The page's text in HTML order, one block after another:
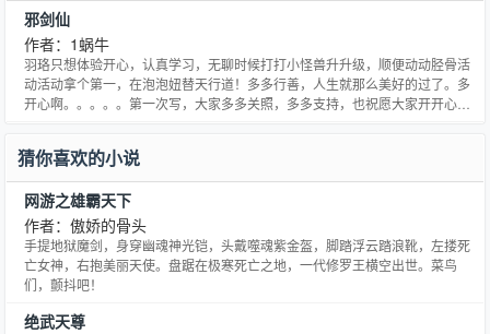
邪剑仙
作者：1蜗牛
羽珞只想体验开心，认真学习，无聊时候打打小怪兽升升级，顺便动动胫骨活
动活动拿个第一，在泡泡妞替天行道！多多行善，人生就那么美好的过了。多
开心啊。。。。。第一次写，大家多多关照，多多支持，也祝愿大家开开心心
猜你喜欢的小说
网游之雄霸天下
作者：傲娇的骨头
手提地狱魔剑，身穿幽魂神光铠，头戴噬魂紫金盔，脚踏浮云踏浪靴，左搂死
亡女神，右抱美丽天使。盘踞在极寒死亡之地，一代修罗王横空出世。菜鸟
们，颤抖吧！
绝武天尊